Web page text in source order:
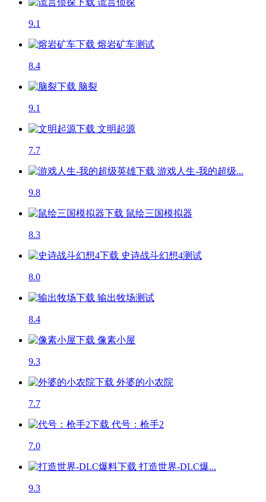
谎言侦探
9.1
熔岩矿车测试
8.4
脑裂
9.1
文明起源
7.7
游戏人生-我的超级...
9.8
鼠绘三国模拟器
8.3
史诗战斗幻想4测试
8.0
输出牧场测试
8.4
像素小屋
9.3
外婆的小农院
7.7
代号：枪手2
7.0
打造世界-DLC爆...
9.3